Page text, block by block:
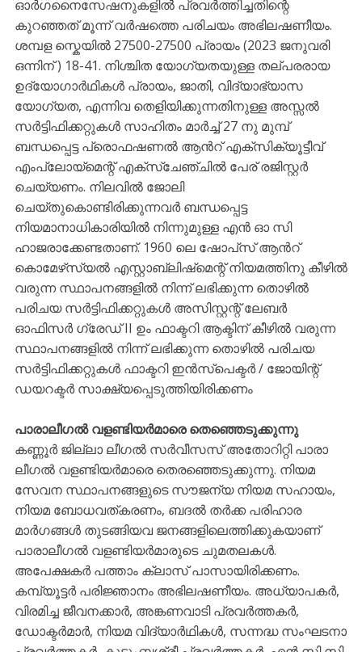
ഓർഗനൈസേഷനുകളിൽ പ്രവർത്തിച്ചതിന്റെ
കുറഞ്ഞത് മൂന്ന് വർഷത്തെ പരിചയം അഭിലഷണീയം.
ശമ്പള സ്കെയിൽ 27500-27500 പ്രായം (2023 ജനുവരി
ഒന്നിന് ) 18-41. നിശ്ചിത യോഗ്യതയുള്ള തല്പരരായ
ഉദ്യോഗാർഥികൾ പ്രായം, ജാതി, വിദ്യാഭ്യാസ
യോഗ്യത, എന്നിവ തെളിയിക്കുന്നതിനുള്ള അസ്സൽ
സർട്ടിഫിക്കറ്റുകൾ സാഹിതം മാര്‍ച്ച് 27 നു മുമ്പ്
ബന്ധപ്പെട്ട പ്രൊഫഷണൽ ആന്‍റ് എക്സിക്യൂട്ടീവ്
എംപ്ലോയ്‌മെന്റ് എക്സ്ചേഞ്ചിൽ പേര് രജിസ്റ്റർ
ചെയ്യണം. നിലവിൽ ജോലി
ചെയ്തുകൊണ്ടിരിക്കുന്നവർ ബന്ധപ്പെട്ട
നിയമാനാധികാരിയിൽ നിന്നുമുള്ള എൻ ഓ സി
ഹാജരാക്കേണ്ടതാണ്. 1960 ലെ ഷോപ്‌സ് ആന്‍റ്
കൊമേഴ്‌സ്യൽ എസ്റ്റാബ്ലിഷ്‌മെന്റ് നിയമത്തിനു കീഴിൽ
വരുന്ന സ്ഥാപനങ്ങളിൽ നിന്ന് ലഭിക്കുന്ന തൊഴിൽ
പരിചയ സർട്ടിഫിക്കറ്റുകൾ അസിസ്റ്റന്റ് ലേബർ
ഓഫിസർ ഗ്രേഡ് II ഉം ഫാക്ടറി ആക്ടിന് കീഴിൽ വരുന്ന
സ്ഥാപനങ്ങളിൽ നിന്ന് ലഭിക്കുന്ന തൊഴിൽ പരിചയ
സർട്ടിഫിക്കറ്റുകൾ ഫാക്ടറി ഇൻസ്‌പെക്ടർ / ജോയിന്റ്
ഡയറക്ടർ സാക്ഷ്യപ്പെടുത്തിയിരിക്കണം
പാരാലീഗൽ വളണ്ടിയർമാരെ തെഞ്ഞെടുക്കുന്നു
കണ്ണൂർ ജില്ലാ ലീഗൽ സർവീസസ് അതോറിറ്റി പാരാ
ലീഗൽ വളണ്ടിയർമാരെ തെരഞ്ഞെടുക്കുന്നു. നിയമ
സേവന സ്ഥാപനങ്ങളുടെ സൗജന്യ നിയമ സഹായം,
നിയമ ബോധവത്കരണം, ബദൽ തർക്ക പരിഹാര
മാർഗങ്ങൾ തുടങ്ങിയവ ജനങ്ങളിലെത്തിക്കുകയാണ്
പാരാലീഗൽ വളണ്ടിയർമാരുടെ ചുമതലകൾ.
അപേക്ഷകർ പത്താം ക്ലാസ് പാസായിരിക്കണം.
കമ്പ്യൂട്ടർ പരിജ്ഞാനം അഭിലഷണീയം. അധ്യാപകർ,
വിരമിച്ച ജീവനക്കാർ, അങ്കണവാടി പ്രവർത്തകർ,
ഡോക്ടർമാർ, നിയമ വിദ്യാർഥികൾ, സന്നദ്ധ സംഘടനാ